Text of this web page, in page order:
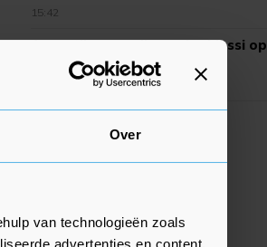
Over
van technologieën zoals
advertenties en content,
15:42
Argentijnse media: vader Messi op
68-jarige leeftijd overleden